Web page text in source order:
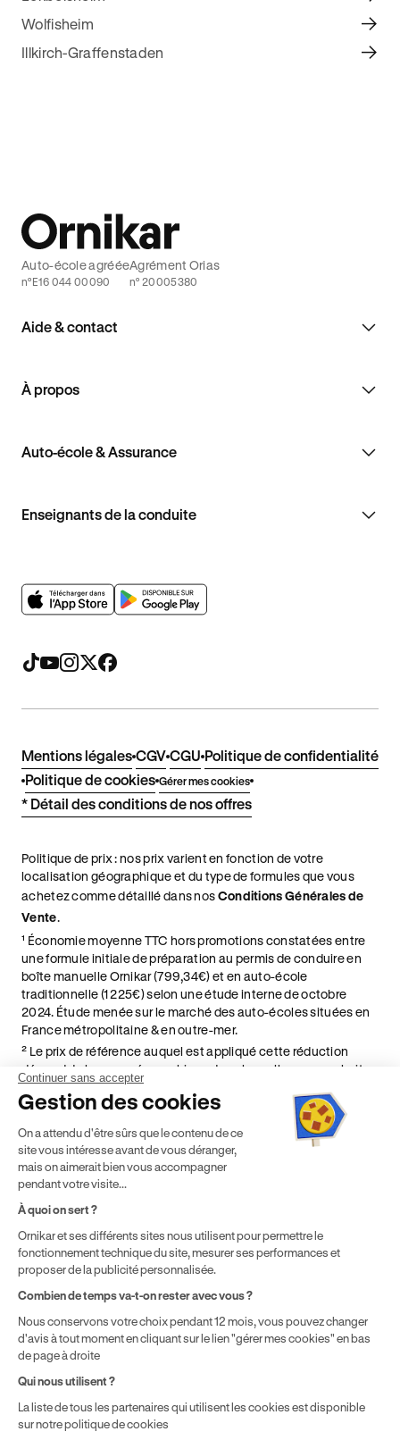
Wolfisheim
Illkirch-Graffenstaden
Aide & contact
À propos
Auto-école & Assurance
Enseignants de la conduite
Auto-école agréée
n°E16 044 00090
Agrément Orias
n° 20005380
Mentions légales CGV CGU Politique de confidentialité
Politique de cookies Gérer mes cookies
* Détail des conditions de nos offres
Politique de prix : nos prix varient en fonction de votre
localisation géographique et du type de formules que vous
achetez comme détaillé dans nosConditions Générales de
Vente.
¹ Économie moyenne TTC hors promotions constatées entre
une formule initiale de préparation au permis de conduire en
boîte manuelle Ornikar (799,34€) et en auto-école
traditionnelle (1 225€) selon une étude interne de octobre
2024. Étude menée sur le marché des auto-écoles situées en
France métropolitaine & en outre-mer.
² Le prix de référence auquel est appliqué cette réduction
dépend de la zone géographique dans laquelle vous souhaitez
effectuer vos heures de conduite conformément à l'Article 6
de nos Conditions Générales de Vente
⁵ Montant du financement CPF variable selon les droits acquis
par chaque bénéficiaire. Exemple donné pour un titulaire
disposant de 500 € de droits CPF. Le reste à charge dépend du
solde disponible sur le Compte Personnel de Formation et du
Continuer sans accepter
Gestion des cookies
On a attendu d'être sûrs que le contenu de ce
site vous intéresse avant de vous déranger,
mais on aimerait bien vous accompagner
pendant votre visite...
À quoi on sert ?
Ornikar et ses différents sites nous utilisent pour permettre le
fonctionnement technique du site, mesurer ses performances et
proposer de la publicité personnalisée.
Combien de temps va-t-on rester avec vous ?
Nous conservons votre choix pendant 12 mois, vous pouvez changer
d'avis à tout moment en cliquant sur le lien "gérer mes cookies" en bas
de page à droite
Qui nous utilisent ?
La liste de tous les partenaires qui utilisent les cookies est disponible
sur notre politique de cookies